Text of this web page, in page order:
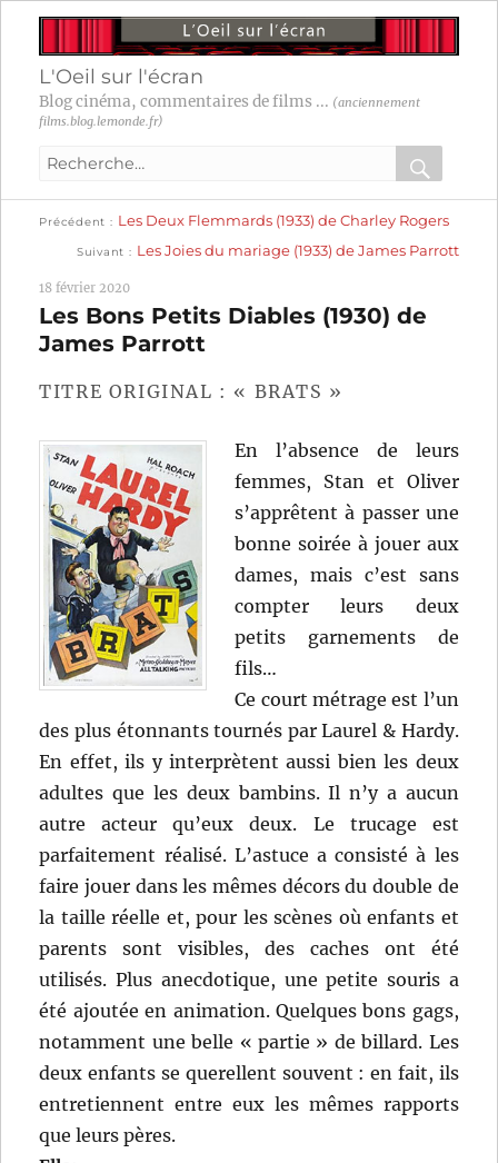
L'Oeil sur l'écran
Blog cinéma, commentaires de films ... (anciennement
films.blog.lemonde.fr)
Recherche
:
OK
Navigation
l’article
Précédent
précédente :
Les Deux Flemmards (1933) de Charley Rogers
Suivant
suivante :
Les Joies du mariage (1933) de James Parrott
18 février 2020
Les Bons Petits Diables (1930) de
James Parrott
TITRE ORIGINAL : « BRATS »
En l’absence de leurs
femmes, Stan et Oliver
s’apprêtent à passer une
bonne soirée à jouer aux
dames, mais c’est sans
compter leurs deux
petits garnements de
fils…
Ce court métrage est l’un
des plus étonnants tournés par Laurel & Hardy.
En effet, ils y interprètent aussi bien les deux
adultes que les deux bambins. Il n’y a aucun
autre acteur qu’eux deux. Le trucage est
parfaitement réalisé. L’astuce a consisté à les
faire jouer dans les mêmes décors du double de
la taille réelle et, pour les scènes où enfants et
parents sont visibles, des caches ont été
utilisés. Plus anecdotique, une petite souris a
été ajoutée en animation. Quelques bons gags,
notamment une belle « partie » de billard. Les
deux enfants se querellent souvent : en fait, ils
entretiennent entre eux les mêmes rapports
que leurs pères.